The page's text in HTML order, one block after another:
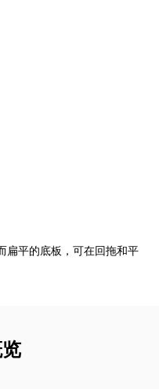
扁平的底板，可在回拖和平